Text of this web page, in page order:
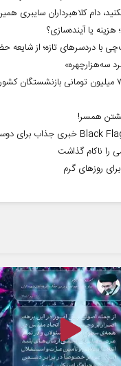
دام کلاهبرداران سایبری
هزینه یا آینده‌سازی؟
دردسر‌های تازه؛ از شایعه
سه‌هزارچهره»
استعلام وام ضروری ۷۵ میلیون تومانی
کشتن همسر!
را ناکام گذاشت
روز‌های گرم